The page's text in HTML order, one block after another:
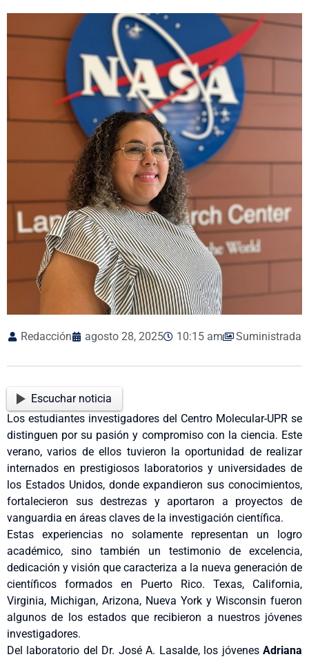
Redacción agosto 28, 2025 10:15 am Suministrada
Escuchar noticia
Los estudiantes investigadores del Centro Molecular-UPR se
distinguen por su pasión y compromiso con la ciencia. Este
verano, varios de ellos tuvieron la oportunidad de realizar
internados en prestigiosos laboratorios y universidades de
los Estados Unidos, donde expandieron sus conocimientos,
fortalecieron sus destrezas y aportaron a proyectos de
vanguardia en áreas claves de la investigación científica.
Estas experiencias no solamente representan un logro
académico, sino también un testimonio de excelencia,
dedicación y visión que caracteriza a la nueva generación de
científicos formados en Puerto Rico. Texas, California,
Virginia, Michigan, Arizona, Nueva York y Wisconsin fueron
algunos de los estados que recibieron a nuestros jóvenes
investigadores.
Del laboratorio del Dr. José A. Lasalde, los jóvenes Adriana